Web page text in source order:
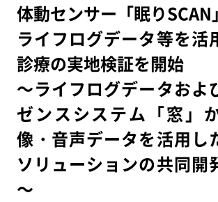
体動センサー「眠りSCAN
ライフログデータ等を活
診療の実地検証を開始
～ライフログデータおよ
ゼンスシステム「窓」
像・音声データを活用し
ソリューションの共同開
～